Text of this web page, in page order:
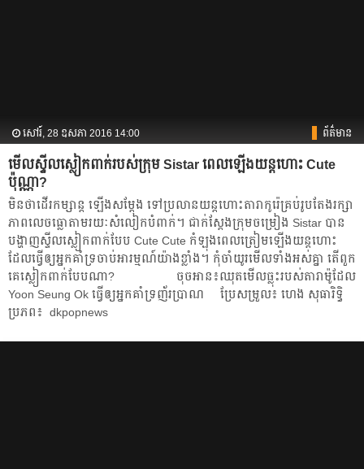
សៅរ៍, 28 ឧសភា 2016 14:00 ព័ត៌មាន
មើល​ស្ទីល​ស្លៀកពាក់​របស់​ក្រុម Sistar ពេល​ឡើង​យន្តហោះ Cute
ប៉ុណ្ណា?
មិន​ថា​ដើរ​កម្សាន្ត ឡើង​សម្ដែង ទៅ​ប្រលានយន្តហោះ​​តារា​កូរ៉េ​គ្រប់​រូប​តែង​​រក្សា​
ភាព​លេចធ្លោ​​តាមរយៈ​សំលៀកបំពាក់។​ ជាក់​ស្ដែង​ក្រុម​​ចម្រៀង Sistar បាន​
បង្ហាញ​ស្ទីល​ស្លៀកពាក់​បែប Cute Cute កំឡុង​ពេល​​ត្រៀម​ឡើង​យន្តហោះ​
ដែល​ធ្វើ​ឲ្យ​អ្នក​គាំទ្រ​ចាប់អារម្មណ៍​យ៉ាង​ខ្លាំង។ កុំ​ចាំ​យូរ​មើល​​ទាំង​អស់​គ្នា​ តើ​ពួក​
គេ​ស្លៀកពាក់​បែប​ណា? ចុចអាន៖​​ឈុត​មើល​ធ្លុះ​​របស់​​តារា​ម៉ូដែល
Yoon Seung Ok ធ្វើ​ឲ្យ​អ្នក​គាំទ្រ​ញ័រ​ប្រាណ ប្រែសម្រួល៖ ហេង សុធារិទ្ធិ
ប្រភព៖ dkpopnews